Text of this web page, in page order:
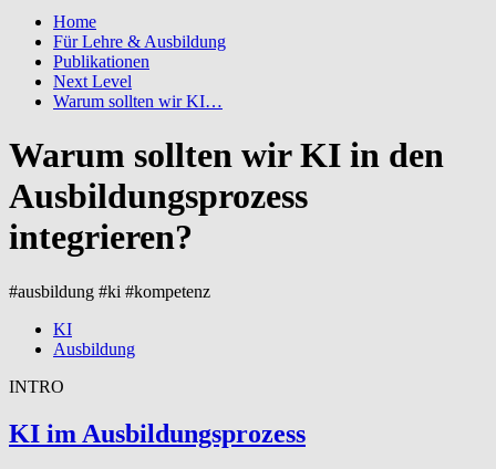
Home
Für Lehre & Ausbildung
Publikationen
Next Level
Warum sollten wir KI…
Warum sollten wir KI in den
Ausbildungsprozess
integrieren?
#ausbildung #ki #kompetenz
KI
Ausbildung
INTRO
KI im Ausbildungsprozess